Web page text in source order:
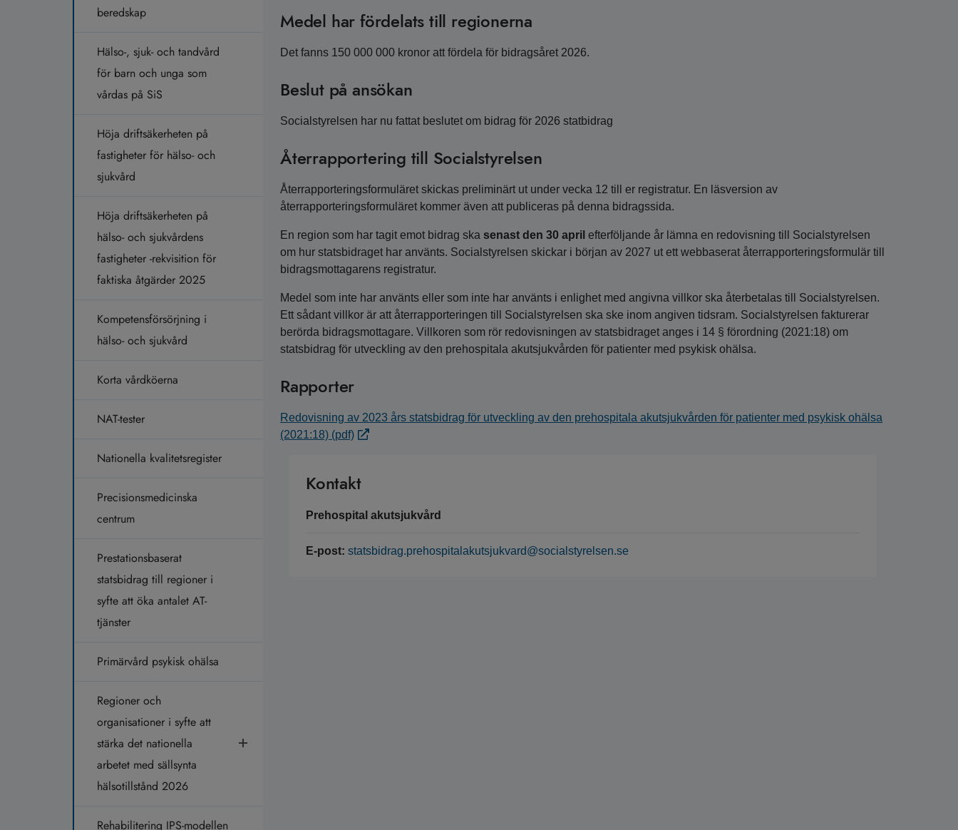
beredskap
Hälso-, sjuk- och tandvård
för barn och unga som
vårdas på SiS
Höja driftsäkerheten på
fastigheter för hälso- och
sjukvård
Höja driftsäkerheten på
hälso- och sjukvårdens
fastigheter -rekvisition för
faktiska åtgärder 2025
Kompetensförsörjning i
hälso- och sjukvård
Korta vårdköerna
NAT-tester
Nationella kvalitetsregister
Precisionsmedicinska
centrum
Prestationsbaserat
statsbidrag till regioner i
syfte att öka antalet AT-
tjänster
Primärvård psykisk ohälsa
Regioner och
organisationer i syfte att
stärka det nationella
arbetet med sällsynta
hälsotillstånd 2026
Rehabilitering IPS-modellen
Medel har fördelats till regionerna
Det fanns 150 000 000 kronor att fördela för bidragsåret 2026.
Beslut på ansökan
Socialstyrelsen har nu fattat beslutet om bidrag för 2026 statbidrag
Återrapportering till Socialstyrelsen
Återrapporteringsformuläret skickas preliminärt ut under vecka 12 till er registratur. En läsversion av
återrapporteringsformuläret kommer även att publiceras på denna bidragssida.
En region som har tagit emot bidrag ska senast den 30 april efterföljande år lämna en redovisning till Socialstyrelsen
om hur statsbidraget har använts. Socialstyrelsen skickar i början av 2027 ut ett webbaserat återrapporteringsformulär till
bidragsmottagarens registratur.
Medel som inte har använts eller som inte har använts i enlighet med angivna villkor ska återbetalas till Socialstyrelsen.
Ett sådant villkor är att återrapporteringen till Socialstyrelsen ska ske inom angiven tidsram. Socialstyrelsen fakturerar
berörda bidragsmottagare. Villkoren som rör redovisningen av statsbidraget anges i 14 § förordning (2021:18) om
statsbidrag för utveckling av den prehospitala akutsjukvården för patienter med psykisk ohälsa.
Rapporter
Redovisning av 2023 års statsbidrag för utveckling av den prehospitala akutsjukvården för patienter med psykisk ohälsa
(2021:18) (pdf)
Kontakt
Prehospital akutsjukvård
E-post: statsbidrag.prehospitalakutsjukvard@socialstyrelsen.se